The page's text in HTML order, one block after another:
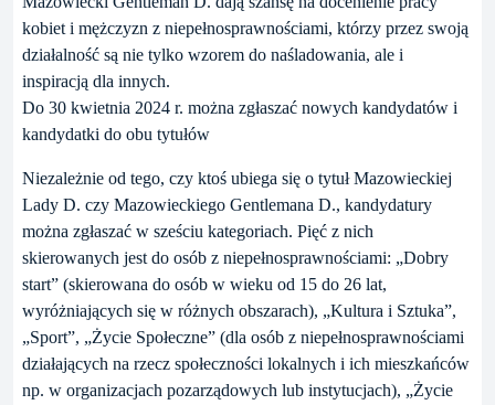
kobiet i mężczyzn z niepełnosprawnościami, którzy przez swoją
działalność są nie tylko wzorem do naśladowania, ale i
inspiracją dla innych.
Do 30 kwietnia 2024 r. można zgłaszać nowych kandydatów i
kandydatki do obu tytułów
Niezależnie od tego, czy ktoś ubiega się o tytuł Mazowieckiej
Lady D. czy Mazowieckiego Gentlemana D., kandydatury
można zgłaszać w sześciu kategoriach. Pięć z nich
skierowanych jest do osób z niepełnosprawnościami: „Dobry
start” (skierowana do osób w wieku od 15 do 26 lat,
wyróżniających się w różnych obszarach), „Kultura i Sztuka”,
„Sport”, „Życie Społeczne” (dla osób z niepełnosprawnościami
działających na rzecz społeczności lokalnych i ich mieszkańców
np. w organizacjach pozarządowych lub instytucjach), „Życie